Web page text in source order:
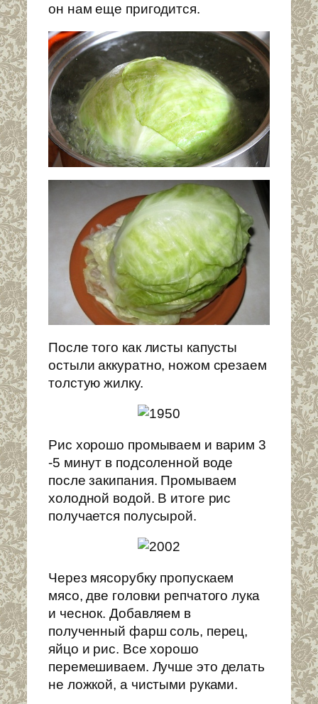
он нам еще пригодится.
После того как листы капусты
остыли аккуратно, ножом срезаем
толстую жилку.
Рис хорошо промываем и варим 3
-5 минут в подсоленной воде
после закипания. Промываем
холодной водой. В итоге рис
получается полусырой.
Через мясорубку пропускаем
мясо, две головки репчатого лука
и чеснок. Добавляем в
полученный фарш соль, перец,
яйцо и рис. Все хорошо
перемешиваем. Лучше это делать
не ложкой, а чистыми руками.